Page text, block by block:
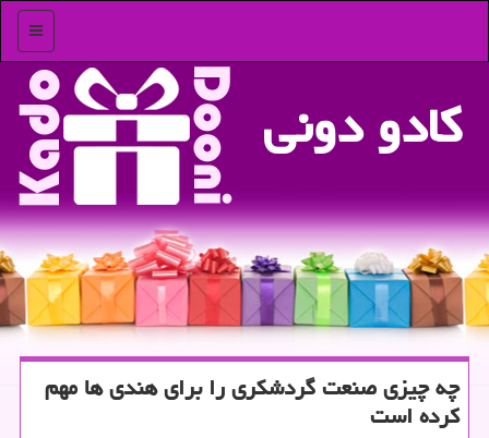
منو
كادو دونی
چه چیزی صنعت گردشكری را برای هندی ها مهم
كرده است